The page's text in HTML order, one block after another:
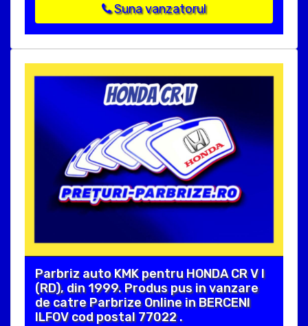
Suna vanzatorul
Parbriz auto KMK pentru HONDA CR V I
(RD), din 1999. Produs pus in vanzare
de catre Parbrize Online in BERCENI
ILFOV cod postal 77022 .